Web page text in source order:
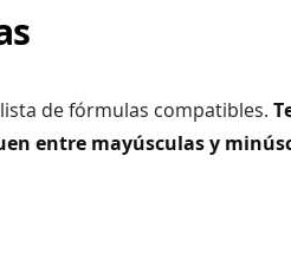
de fórmulas compatibles.
entre mayúsculas y